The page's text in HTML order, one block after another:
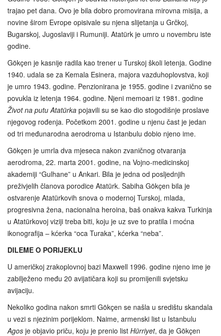
trajao pet dana. Ovo je bila dobro promovirana mirovna misija, a
novine širom Evrope opisivale su njena slijetanja u Grčkoj,
Bugarskoj, Jugoslaviji i Rumuniji. Atatürk je umro u novembru iste
godine.
Gökçen je kasnije radila kao trener u Turskoj školi letenja. Godine
1940. udala se za Kemala Esinera, majora vazduhoplovstva, koji
je umro 1943. godine. Penzionirana je 1955. godine i zvanično se
povukla iz letenja 1964. godine. Njeni memoari iz 1981. godine
Život na putu Atatürka pojavili su se kao dio stogodišnje proslave
njegovog rođenja. Početkom 2001. godine u njenu čast je jedan
od tri međunarodna aerodroma u Istanbulu dobio njeno ime.
Gökçen je umrla dva mjeseca nakon zvaničnog otvaranja
aerodroma, 22. marta 2001. godine, na Vojno-medicinskoj
akademiji “Gulhane” u Ankari. Bila je jedna od posljednjih
preživjelih članova porodice Atatürk. Sabiha Gökçen bila je
ostvarenje Atatürkovih snova o modernoj Turskoj, mlada,
progresivna žena, nacionalna heroina, baš onakva kakva Turkinja
u Atatürkovoj viziji treba biti, koju je uz sve to pratila i moćna
ikonografija – kćerka “oca Turaka”, kćerka “neba”.
DILEME O PORIJEKLU
U američkoj zrakoplovnoj bazi Maxwell 1996. godine njeno ime je
zabilježeno među 20 avijatičara koji su promijenili svjetsku
avijaciju.
Nekoliko godina nakon smrti Gökçen se našla u središtu skandala
u vezi s njezinim porijeklom. Naime, armenski list u Istanbulu
Agos je objavio priču, koju je prenio list Hürriyet, da je Gökçen